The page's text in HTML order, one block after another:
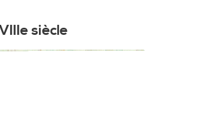
siècle